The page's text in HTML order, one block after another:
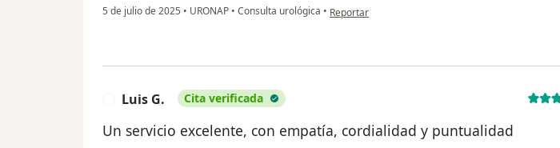
5 de julio de 2025 • URONAP • Consulta urológica • en opinión del usuario Alfredo Anticona cleto
Reportar
Luis G. Cita verificada
Un servicio excelente, con empatía, cordialidad y puntualidad